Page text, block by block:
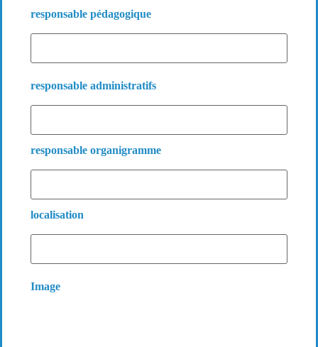
responsable pédagogique
responsable administratifs
responsable organigramme
localisation
Image